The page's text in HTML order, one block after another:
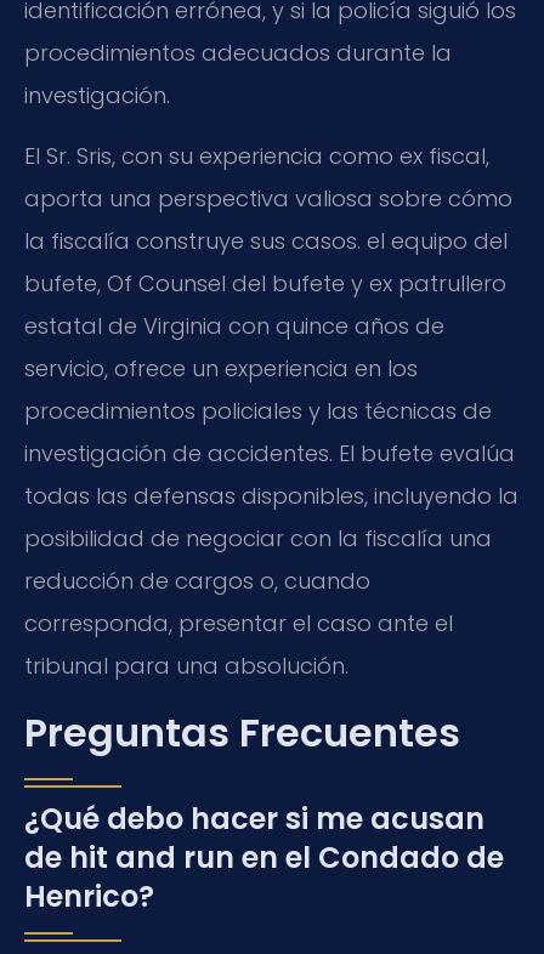
identificación errónea, y si la policía siguió los
procedimientos adecuados durante la
investigación.
El Sr. Sris, con su experiencia como ex fiscal,
aporta una perspectiva valiosa sobre cómo
la fiscalía construye sus casos. el equipo del
bufete, Of Counsel del bufete y ex patrullero
estatal de Virginia con quince años de
servicio, ofrece un experiencia en los
procedimientos policiales y las técnicas de
investigación de accidentes. El bufete evalúa
todas las defensas disponibles, incluyendo la
posibilidad de negociar con la fiscalía una
reducción de cargos o, cuando
corresponda, presentar el caso ante el
tribunal para una absolución.
Preguntas Frecuentes
¿Qué debo hacer si me acusan
de hit and run en el Condado de
Henrico?